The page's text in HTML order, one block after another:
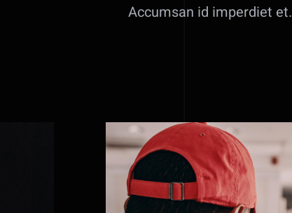
Accumsan id imperdiet et.